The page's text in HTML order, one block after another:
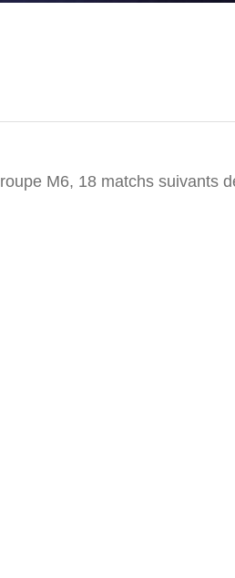
M6, 18 matchs suivants